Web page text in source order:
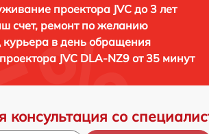
проектора JVC до 3 лет
счет, ремонт по желанию
курьера в день обращения
JVC DLA-NZ9 от 35 минут
консультация со